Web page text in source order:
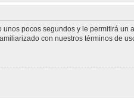
pocos segundos y le permitirá
con nuestros términos de